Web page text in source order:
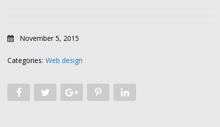
November 5, 2015
Categories: Web design